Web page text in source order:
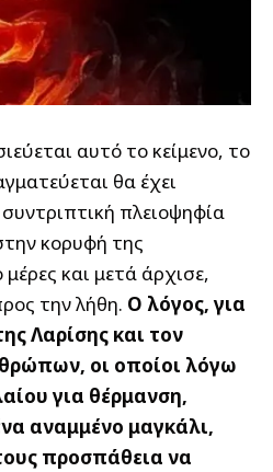
αυτό το κείμενο, το
θα έχει
πλειοψηφία
κορυφή της
και μετά άρχισε,
την λήθη. Ο λόγος, για
Λαρίσης και τον
οι οποίοι λόγω
για θέρμανση,
αναμμένο μαγκάλι,
προσπάθεια να